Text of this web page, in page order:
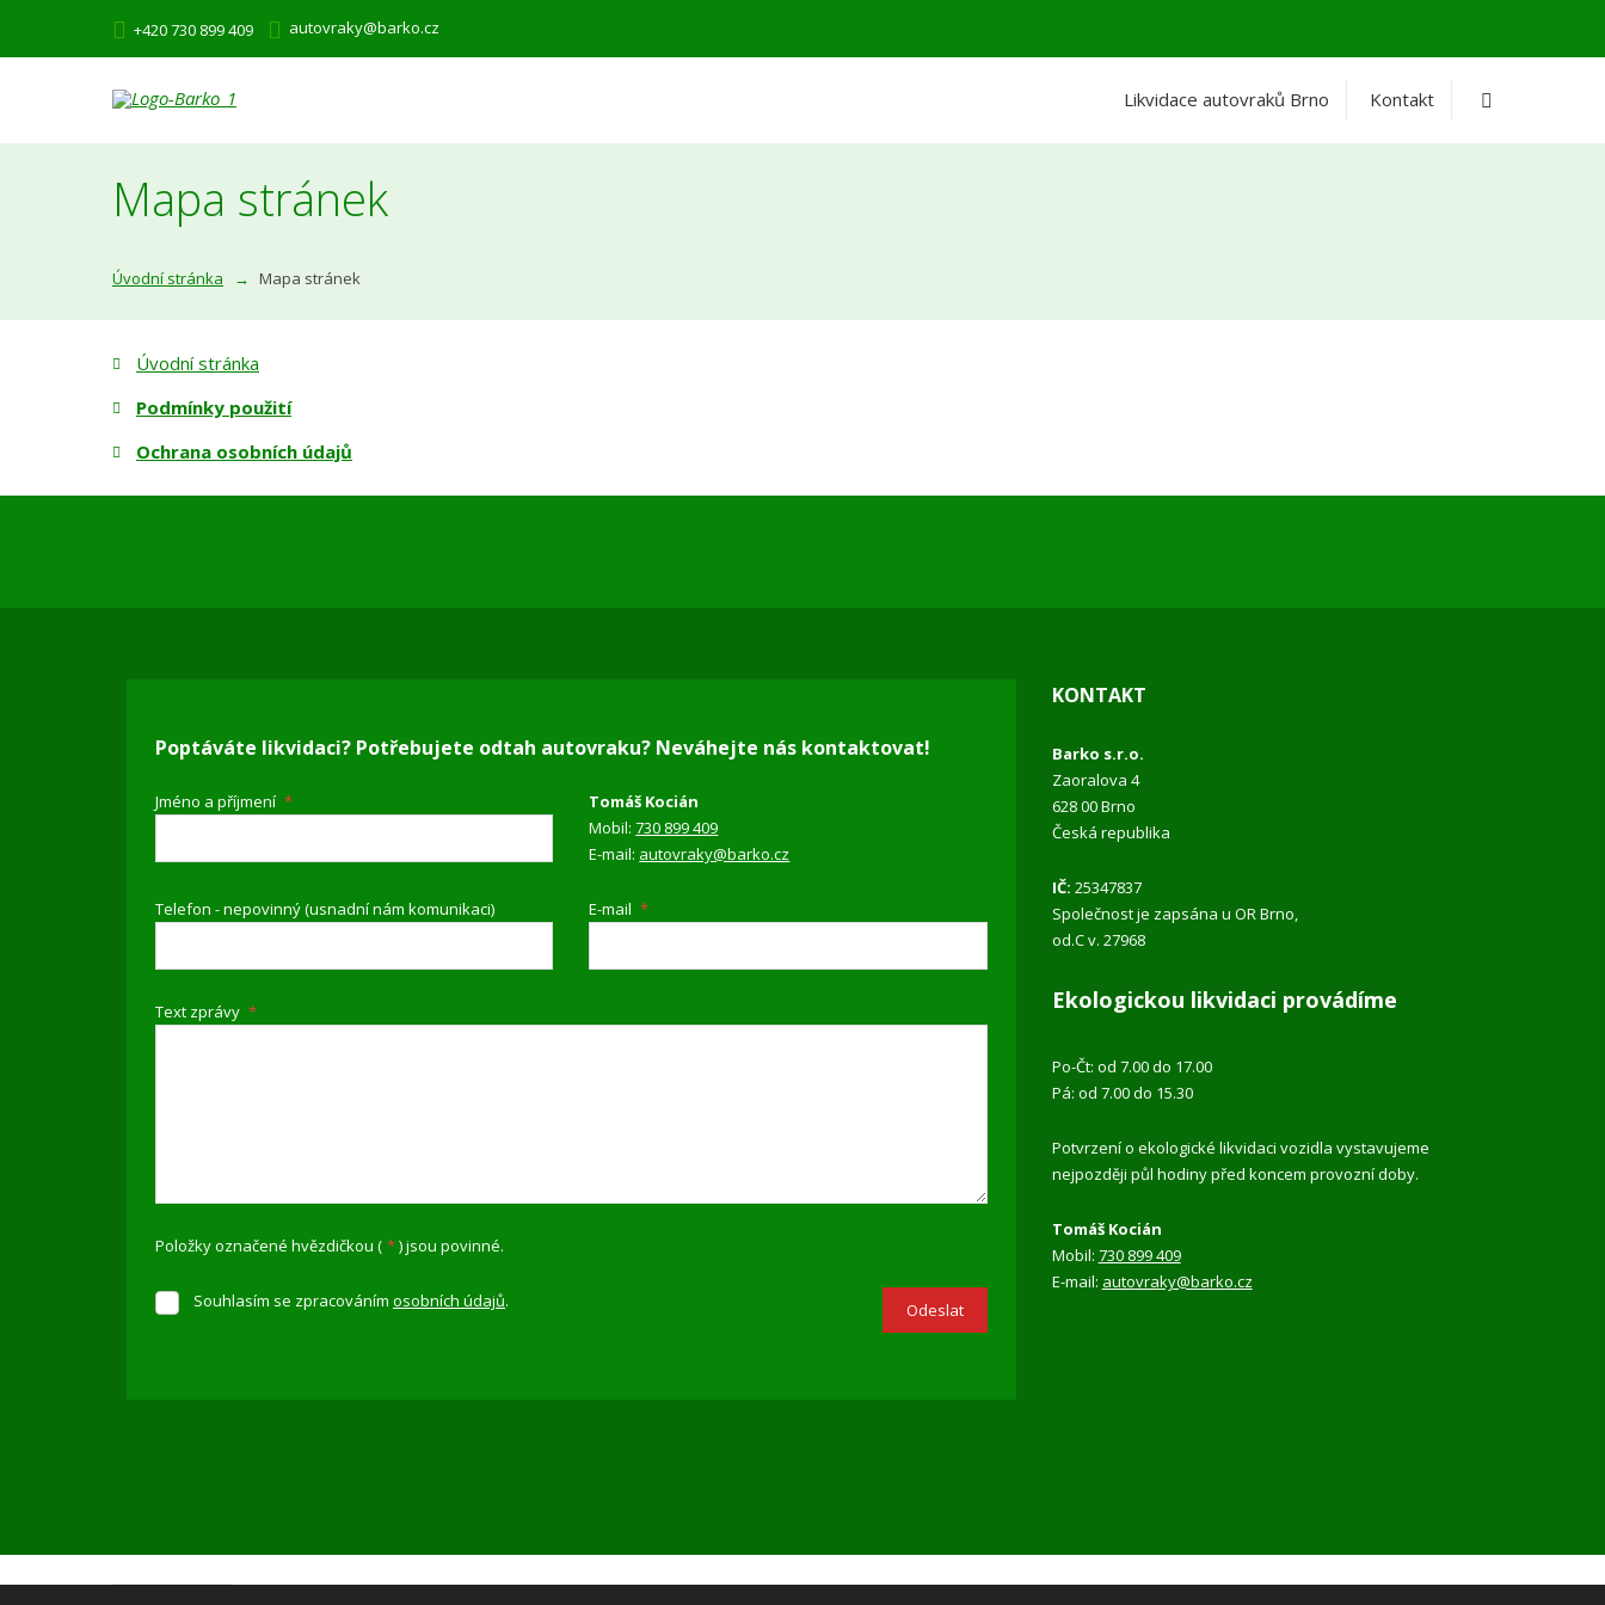
+420 730 899 409 autovraky@barko.cz
Likvidace autovraků Brno Kontakt
Mapa stránek
Úvodní stránka Mapa stránek
Úvodní stránka
Podmínky použití
Ochrana osobních údajů
Poptáváte likvidaci? Potřebujete odtah autovraku? Neváhejte nás kontaktovat!
Jméno a příjmení *
Tomáš Kocián
Mobil:730 899 409
E-mail: autovraky@barko.cz
Telefon - nepovinný (usnadní nám komunikaci) E-mail *
Text zprávy *
Položky označené hvězdičkou ( *) jsou povinné.
SouhlasímSouhlasím se zpracováním osobních údajů. Odeslat
se
KONTAKT
Barko s.r.o.
Zaoralova 4
628 00 Brno
Česká republika
IČ: 25347837
Společnost je zapsána u OR Brno,
od.C v. 27968
Ekologickou likvidaci provádíme
Po-Čt: od 7.00 do 17.00
Pá: od 7.00 do 15.30
Potvrzení o ekologické likvidaci vozidla vystavujeme
nejpozději půl hodiny před koncem provozní doby.
Tomáš Kocián
Mobil: 730 899 409
E-mail: autovraky@barko.cz